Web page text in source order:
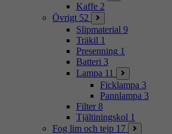
Kaffe 2
Övrigt 52
Slipmaterial 9
Träkil 1
Presenning 1
Batteri 3
Lampa 11
Ficklampa 3
Pannlampa 3
Filter 8
Tjältiningskol 1
Fog lim och tejp 17